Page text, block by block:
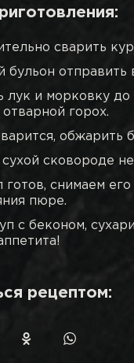
сварить
бульон отправить
лук и морковку до
горох.
варится, обжарить
сухой сковороде
готов, снимаем
пюре.
с беконом,
рецептом: